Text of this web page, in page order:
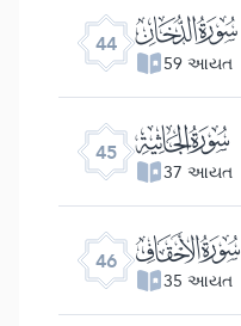
44 ﯙ
59 આયત
45 ﯚ
37 આયત
46 ﯛ
35 આયત